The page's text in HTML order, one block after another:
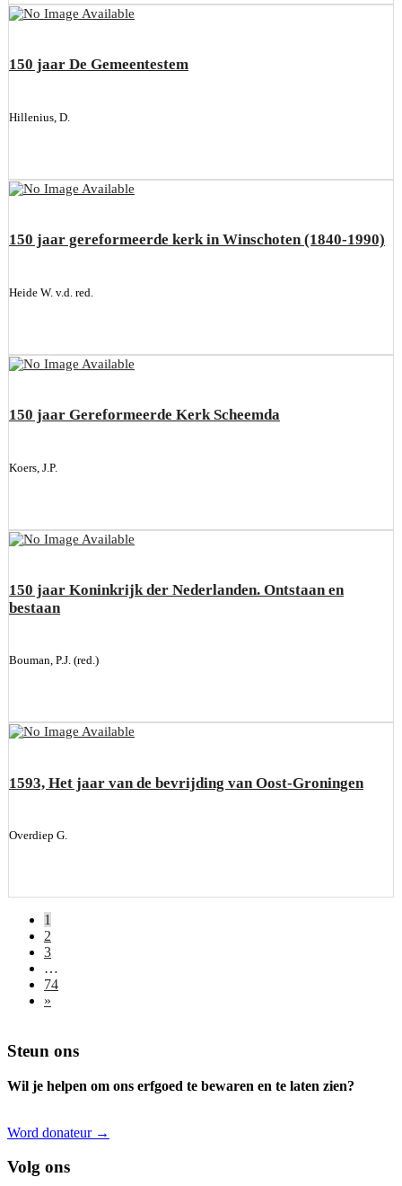
150 jaar De Gemeentestem
Hillenius, D.
150 jaar gereformeerde kerk in Winschoten (1840-1990)
Heide W. v.d. red.
150 jaar Gereformeerde Kerk Scheemda
Koers, J.P.
150 jaar Koninkrijk der Nederlanden. Ontstaan en
bestaan
Bouman, P.J. (red.)
1593, Het jaar van de bevrijding van Oost-Groningen
Overdiep G.
1
2
3
…
74
»
Footer
Steun ons
Wil je helpen om ons erfgoed te bewaren en te laten zien?
Word donateur →
Volg ons